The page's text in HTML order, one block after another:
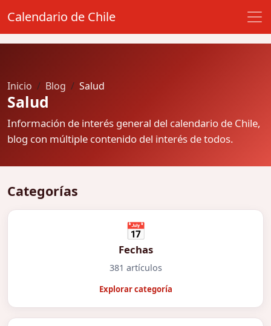
Calendario de Chile
Inicio Blog Salud
Salud
Información de interés general del calendario de Chile,
blog con múltiple contenido del interés de todos.
Categorías
📅
Fechas
381 artículos
Explorar categoría